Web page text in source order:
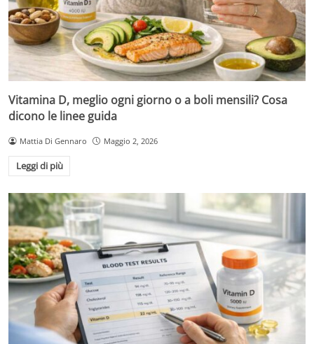
Vitamina D, meglio ogni giorno o a boli mensili? Cosa
dicono le linee guida
Mattia Di Gennaro Maggio 2, 2026
Leggi di più